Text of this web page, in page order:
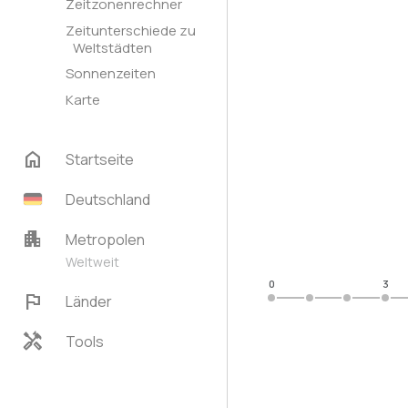
Zeitzonenrechner
Zeitunterschiede zu
Weltstädten
Sonnenzeiten
Karte
home
Startseite
Deutschland
apartment Metropolen
Weltweit
flag Länder
handyman Tools
0 3